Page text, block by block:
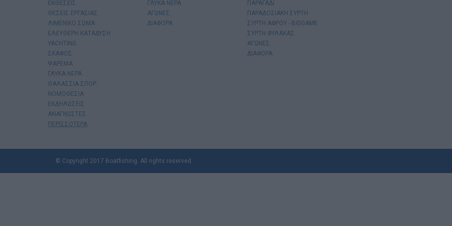
ΕΚΘΕΣΕΙΣ
ΘΕΣΕΙΣ ΕΡΓΑΣΙΑΣ
ΛΙΜΕΝΙΚΟ ΣΩΜΑ
ΕΛΕΥΘΕΡΗ ΚΑΤΑΔΥΣΗ
YACHTING
ΣΚΑΦΟΣ
ΨΑΡΕΜΑ
ΓΛΥΚΑ ΝΕΡΑ
ΘΑΛΑΣΣΙΑ ΣΠΟΡ
ΝΟΜΟΘΕΣΙΑ
ΕΚΔΗΛΩΣΕΙΣ
ΑΝΑΓΝΩΣΤΕΣ
ΠΕΡΙΣΣΟΤΕΡΑ
ΓΛΥΚΑ ΝΕΡΑ
ΑΓΩΝΕΣ
ΔΙΑΦΟΡΑ
ΠΑΡΑΓΑΔΙ
ΠΑΡΑΔΟΣΙΑΚΗ ΣΥΡΤΗ
ΣΥΡΤΗ ΑΦΡΟΥ - BIGGAME
ΣΥΡΤΗ ΦΥΛΑΚΑΣ
ΑΓΩΝΕΣ
ΔΙΑΦΟΡΑ
© Copyright 2017 Boatfishing. All rights reserved.